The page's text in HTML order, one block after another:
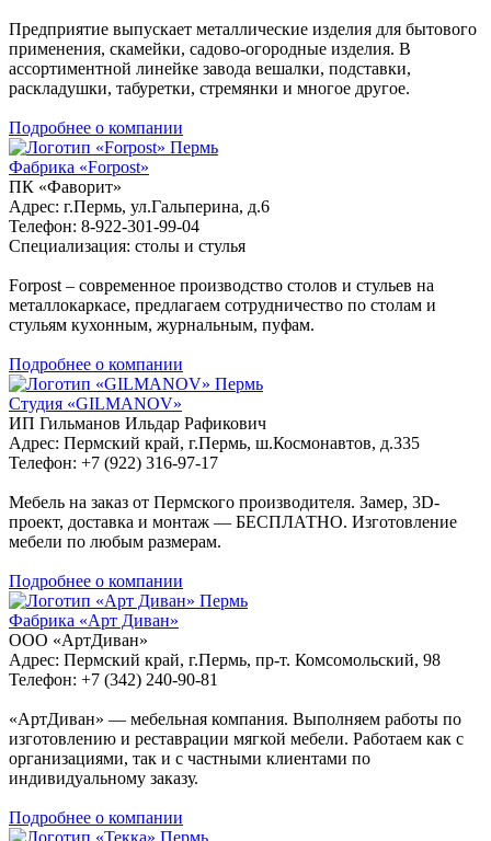
Предприятие выпускает металлические изделия для бытового
применения, скамейки, садово-огородные изделия. В
ассортиментной линейке завода вешалки, подставки,
раскладушки, табуретки, стремянки и многое другое.
Подробнее о компании
Пермь
Фабрика «Forpost»
ПК «Фаворит»
Адрес: г.Пермь, ул.Гальперина, д.6
Телефон: 8-922-301-99-04
Специализация: столы и стулья
Forpost – современное производство столов и стульев на
металлокаркасе, предлагаем сотрудничество по столам и
стульям кухонным, журнальным, пуфам.
Подробнее о компании
Пермь
Студия «GILMANOV»
ИП Гильманов Ильдар Рафикович
Адрес: Пермский край, г.Пермь, ш.Космонавтов, д.335
Телефон: +7 (922) 316-97-17
Мебель на заказ от Пермского производителя. Замер, 3D-
проект, доставка и монтаж — БЕСПЛАТНО. Изготовление
мебели по любым размерам.
Подробнее о компании
Пермь
Фабрика «Арт Диван»
ООО «АртДиван»
Адрес: Пермский край, г.Пермь, пр-т. Комсомольский, 98
Телефон: +7 (342) 240-90-81
«АртДиван» — мебельная компания. Выполняем работы по
изготовлению и реставрации мягкой мебели. Работаем как с
организациями, так и с частными клиентами по
индивидуальному заказу.
Подробнее о компании
Пермь